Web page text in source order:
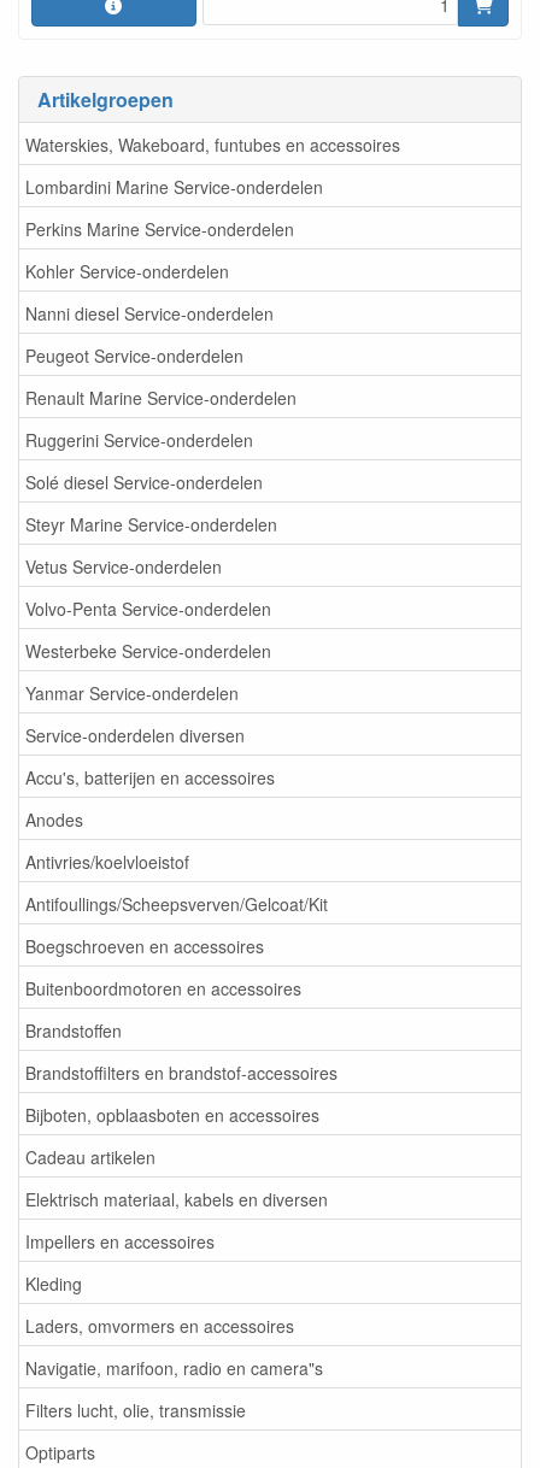
Artikelgroepen
Waterskies, Wakeboard, funtubes en accessoires
Lombardini Marine Service-onderdelen
Perkins Marine Service-onderdelen
Kohler Service-onderdelen
Nanni diesel Service-onderdelen
Peugeot Service-onderdelen
Renault Marine Service-onderdelen
Ruggerini Service-onderdelen
Solé diesel Service-onderdelen
Steyr Marine Service-onderdelen
Vetus Service-onderdelen
Volvo-Penta Service-onderdelen
Westerbeke Service-onderdelen
Yanmar Service-onderdelen
Service-onderdelen diversen
Accu's, batterijen en accessoires
Anodes
Antivries/koelvloeistof
Antifoullings/Scheepsverven/Gelcoat/Kit
Boegschroeven en accessoires
Buitenboordmotoren en accessoires
Brandstoffen
Brandstoffilters en brandstof-accessoires
Bijboten, opblaasboten en accessoires
Cadeau artikelen
Elektrisch materiaal, kabels en diversen
Impellers en accessoires
Kleding
Laders, omvormers en accessoires
Navigatie, marifoon, radio en camera"s
Filters lucht, olie, transmissie
Optiparts